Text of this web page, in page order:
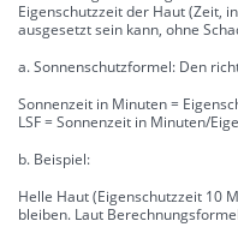
Eigenschutzzeit der Haut (Zeit,
ausgesetzt sein kann, ohne
a. Sonnenschutzformel: Den
Sonnenzeit in Minuten =
LSF = Sonnenzeit in Minuten/
b. Beispiel:
Helle Haut (Eigenschutzzeit 10
bleiben. Laut